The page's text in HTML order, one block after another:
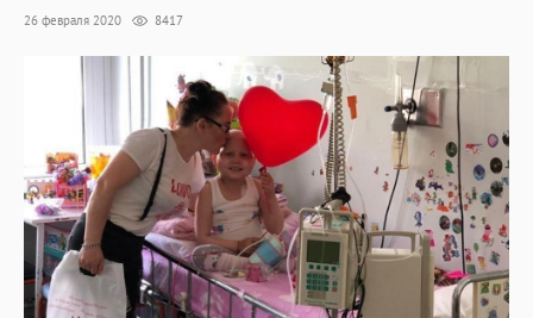
26 февраля 2020 8417